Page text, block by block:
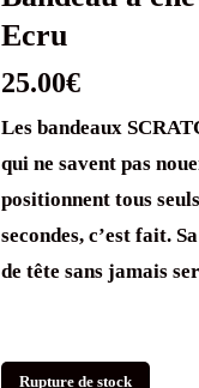
Ecru
25.00€
Les bandeaux
qui ne savent pas
positionnent tous
secondes, c’est fait.
de tête sans jamais
Rupture de stock